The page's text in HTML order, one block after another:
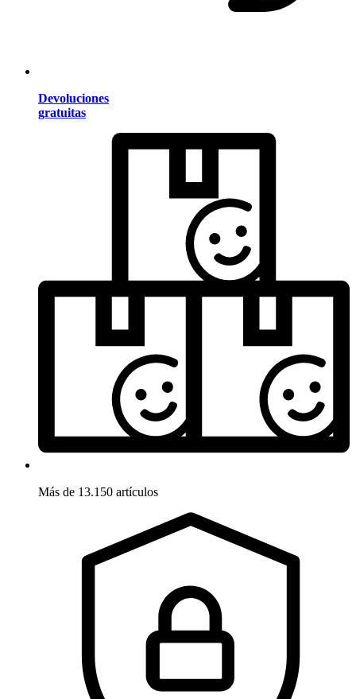
Devoluciones
gratuitas
Más de 13.150 artículos